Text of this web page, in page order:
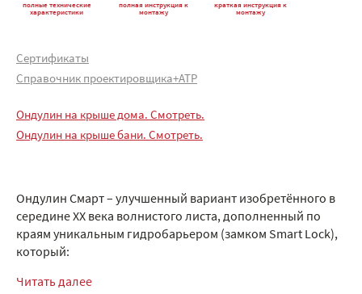
полные технические
характеристики
полная инструкция к
монтажу
краткая инструкция к
монтажу
Сертификаты
Справочник проектировщика+АТР
Ондулин на крыше дома. Смотреть.
Ондулин на крыше бани. Смотреть.
Ондулин Смарт – улучшенный вариант изобретённого в
середине XX века волнистого листа, дополненный по
краям уникальным гидробарьером (замком Smart Lock),
который:
Читать далее